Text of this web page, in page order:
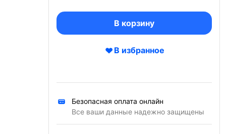
В корзину
В избранное
Безопасная оплата онлайн
Все ваши данные надежно защищены